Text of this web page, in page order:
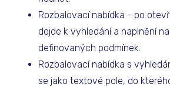
Rozbalovací nabídka - po
dojde k vyhledání a naplnění
definovaných podmínek.
Rozbalovací nabídka s
se jako textové pole, do